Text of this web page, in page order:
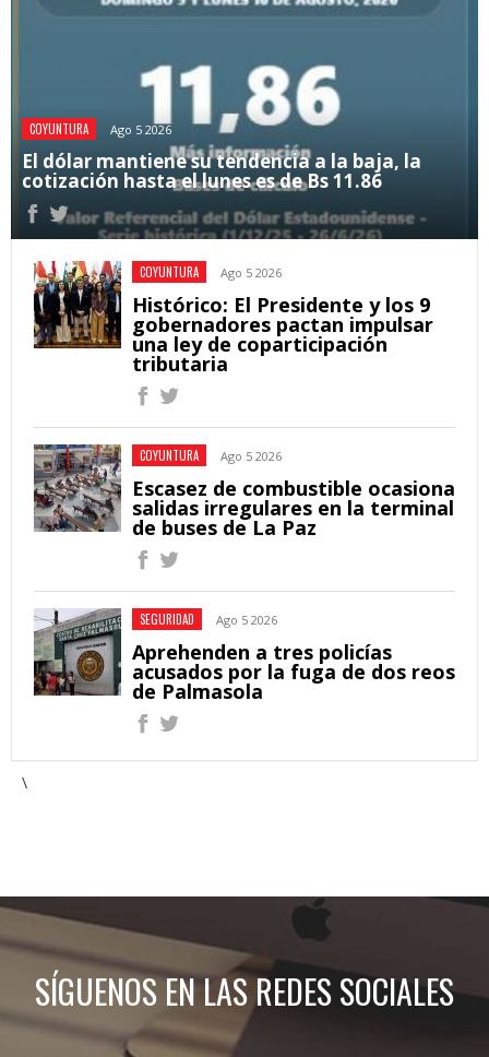
COYUNTURA Ago 5 2026
El dólar mantiene su tendencia a la baja, la
cotización hasta el lunes es de Bs 11.86
COYUNTURA Ago 5 2026
Histórico: El Presidente y los 9
gobernadores pactan impulsar
una ley de coparticipación
tributaria
COYUNTURA Ago 5 2026
Escasez de combustible ocasiona
salidas irregulares en la terminal
de buses de La Paz
SEGURIDAD Ago 5 2026
Aprehenden a tres policías
acusados por la fuga de dos reos
de Palmasola
\
SÍGUENOS EN LAS REDES SOCIALES